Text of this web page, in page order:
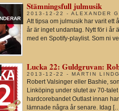
Stämningsfull julmusik
2013-12-22 - ALEXANDER
Att tipsa om julmusik har varit ett
år är inget undantag. Nytt för i år
med en Spotify-playlist. Som ni
Lucka 22: Guldgruvan:
2013-12-22 - MARTIN
Robert Valsinger eller Bashie,
Linköping under slutet av 70-
hardcorebandet Outlast innan
lämnade några år senare. Idag